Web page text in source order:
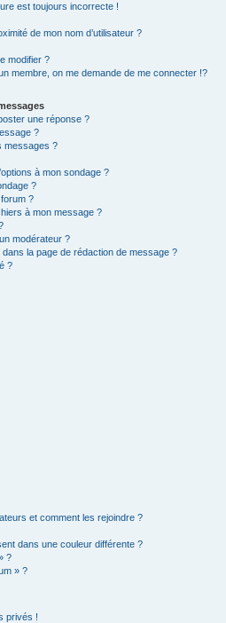
est toujours incorrecte !
de mon nom d’utilisateur ?
modifier ?
membre, on me demande de me connecter !?
une réponse ?
?
messages ?
à mon sondage ?
?
?
à mon message ?
modérateur ?
la page de rédaction de message ?
?
et comment les rejoindre ?
dans une couleur différente ?
?
» ?
privés !